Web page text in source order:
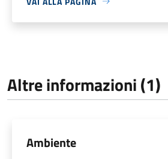
Altre informazioni (1)
Ambiente